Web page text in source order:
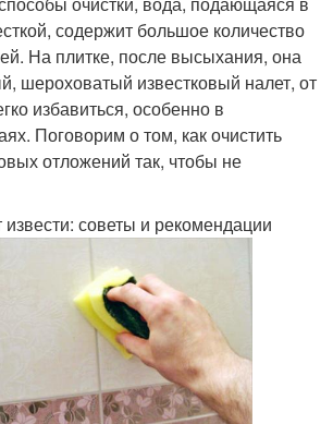
содержит большое количество
На плитке, после высыхания, она
шероховатый известковый налет, от
избавиться, особенно в
Поговорим о том, как очистить
отложений так, чтобы не
извести: советы и рекомендации